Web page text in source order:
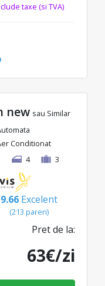
taxe (si TVA)
new sau Similar
Conditionat
4 3
9.66 Excelent
(213 pareri)
Pret de la:
63€/zi